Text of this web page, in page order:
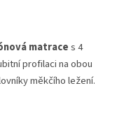
matraces 4
profilaci na obou
měkčího ležení.